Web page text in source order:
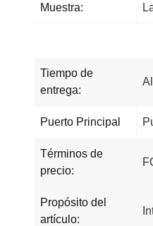
Muestra:
Tiempo de
entrega:
Puerto Principal
Términos de
precio:
Propósito del
artículo: